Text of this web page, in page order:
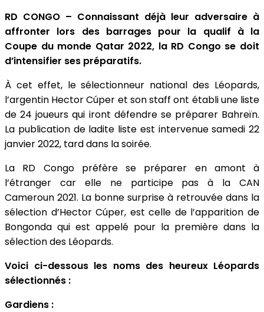
RD CONGO – Connaissant déjà leur adversaire à
affronter lors des barrages pour la qualif à la
Coupe du monde Qatar 2022, la RD Congo se doit
d’intensifier ses préparatifs.
À cet effet, le sélectionneur national des Léopards,
l’argentin Hector Cúper et son staff ont établi une liste
de 24 joueurs qui iront défendre se préparer Bahreïn.
La publication de ladite liste est intervenue samedi 22
janvier 2022, tard dans la soirée.
La RD Congo préfère se préparer en amont à
l’étranger car elle ne participe pas à la CAN
Cameroun 2021. La bonne surprise à retrouvée dans la
sélection d’Hector Cúper, est celle de l’apparition de
Bongonda qui est appelé pour la première dans la
sélection des Léopards.
Voici ci-dessous les noms des heureux Léopards
sélectionnés :
Gardiens :